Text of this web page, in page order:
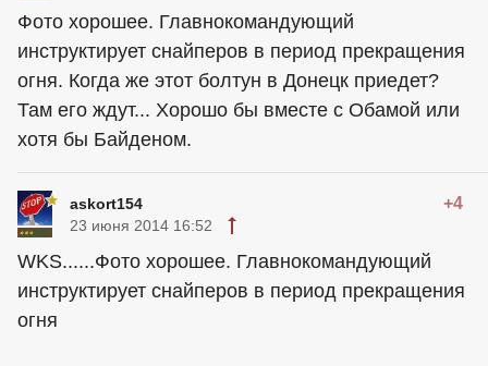
Фото хорошее. Главнокомандующий
инструктирует снайперов в период прекращения
огня. Когда же этот болтун в Донецк приедет?
Там его ждут... Хорошо бы вместе с Обамой или
хотя бы Байденом.
askort154 +4
23 июня 2014 16:52
WKS......Фото хорошее. Главнокомандующий
инструктирует снайперов в период прекращения
огня